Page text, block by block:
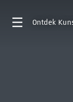
Ontdek